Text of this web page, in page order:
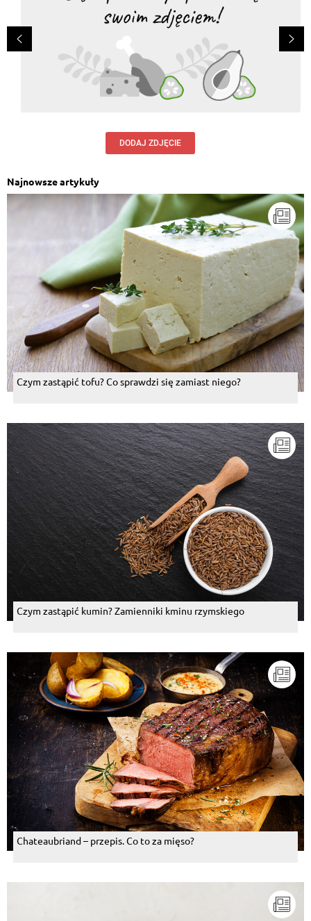
DODAJ ZDJĘCIE
Najnowsze artykuły
Czym zastąpić tofu? Co sprawdzi się zamiast niego?
Czym zastąpić kumin? Zamienniki kminu rzymskiego
Chateaubriand – przepis. Co to za mięso?